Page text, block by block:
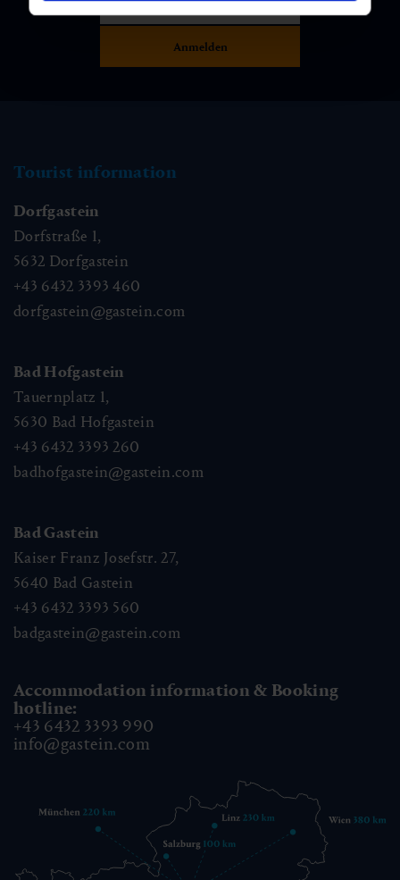
Tourist information
Dorfgastein
Dorfstraße 1,
5632 Dorfgastein
+43 6432 3393 460
dorfgastein@gastein.com
Bad Hofgastein
Tauernplatz 1,
5630 Bad Hofgastein
+43 6432 3393 260
badhofgastein@gastein.com
Bad Gastein
Kaiser Franz Josefstr. 27,
5640 Bad Gastein
+43 6432 3393 560
badgastein@gastein.com
Accommodation information & Booking
hotline:
+43 6432 3393 990
info@gastein.com